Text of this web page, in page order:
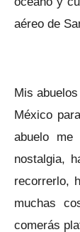
aéreo de
Mis
México
abuelo
nostalgia,
recorrerlo,
muchas
comerás